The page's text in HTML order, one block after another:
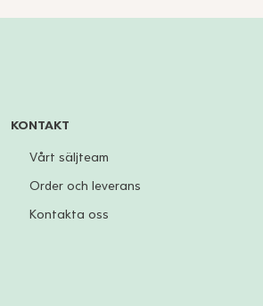
KONTAKT
Vårt säljteam
Order och leverans
Kontakta oss